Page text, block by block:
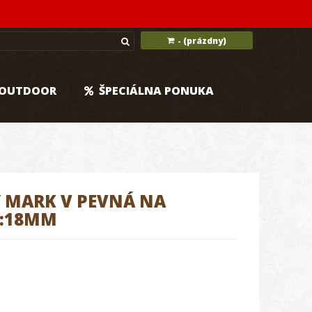
- (prázdny)
ŠPECIÁLNA PONUKA
V PEVNÁ NA